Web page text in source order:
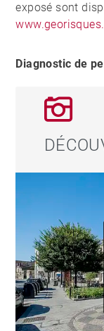
exposé sont
Diagnostic de